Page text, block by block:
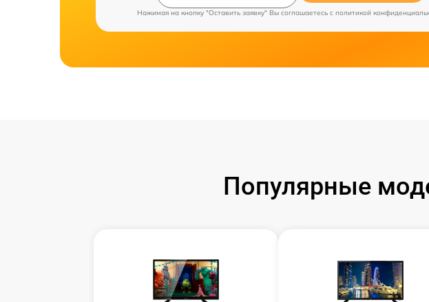
Нажимая на кнопку "Оставить заявку" Вы соглашаетесь c политикой
Популярные